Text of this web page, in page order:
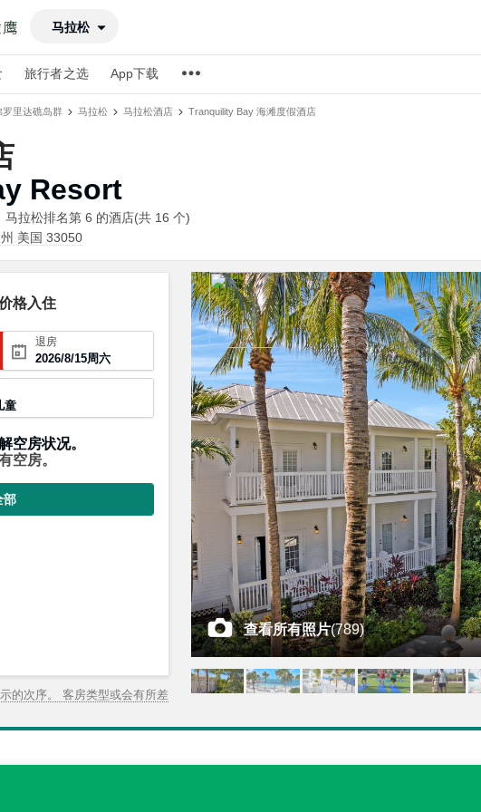
马拉松
旅行者之选 App下载
罗里达礁岛群 马拉松 马拉松酒店 Tranquility Bay 海滩度假酒店
Resort
马拉松排名第 6 的酒店(共 16 个)
美国 33050
格入住
退房
2026/8/15周六
童
空房状况。
空房。
部
查看所有照片(789)
的次序。 客房类型或会有所差